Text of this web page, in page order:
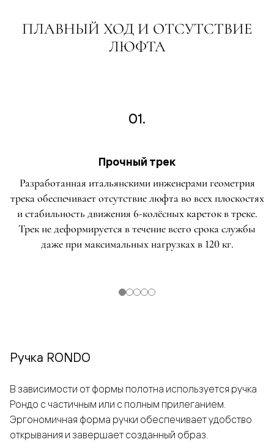
ПЛАВНЫЙ ХОД И ОТСУТСТВИЕ
ЛЮФТА
01.
Прочный трек
Разработанная итальянскими инженерами геометрия
трека обеспечивает отсутствие люфта во всех плоскостях
и стабильность движения 6-колёсных кареток в треке.
Трек не деформируется в течение всего срока службы
даже при максимальных нагрузках в 120 кг.
Ручка RONDO
В зависимости от формы полотна используется ручка
Рондо с частичным или с полным прилеганием.
Эргономичная форма ручки обеспечивает удобство
открывания и завершает созданный образ.